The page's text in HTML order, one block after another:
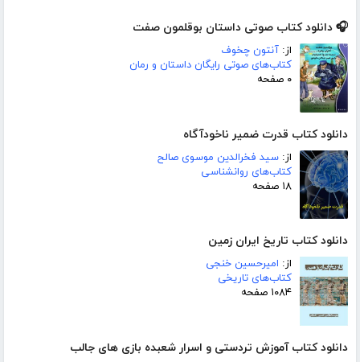
🎧 دانلود کتاب صوتی داستان بوقلمون صفت
از: آنتون چخوف
کتاب‌های صوتی رایگان داستان و رمان
۰ صفحه
دانلود کتاب قدرت ضمیر ناخودآگاه
از: سید فخرالدین موسوی صالح
کتاب‌های روانشناسی
۱۸ صفحه
دانلود کتاب تاریخ ایران زمین
از: امیرحسین خنجی
کتاب‌های تاریخی
۱۰۸۴ صفحه
دانلود کتاب آموزش تردستی و اسرار شعبده بازی های جالب